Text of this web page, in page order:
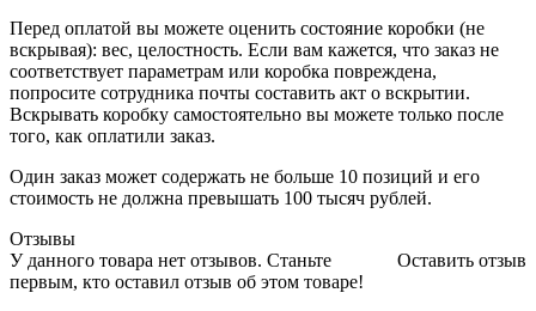
Перед оплатой вы можете оценить состояние коробки (не
вскрывая): вес, целостность. Если вам кажется, что заказ не
соответствует параметрам или коробка повреждена,
попросите сотрудника почты составить акт о вскрытии.
Вскрывать коробку самостоятельно вы можете только после
того, как оплатили заказ.
Один заказ может содержать не больше 10 позиций и его
стоимость не должна превышать 100 тысяч рублей.
Отзывы
Оставить отзыв
У данного товара нет отзывов. Станьте
первым, кто оставил отзыв об этом товаре!